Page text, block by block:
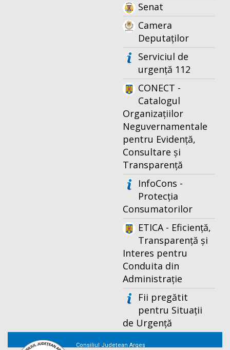
Senat
Camera
Deputaților
Serviciul de
urgență 112
CONECT -
Catalogul
Organizațiilor
Neguvernamentale
pentru Evidență,
Consultare și
Transparență
InfoCons -
Protecția
Consumatorilor
ETICA - Eficiență,
Transparență și
Interes pentru
Conduita din
Administrație
Fii pregătit
pentru Situații
de Urgență
Consiliul Județean Argeș